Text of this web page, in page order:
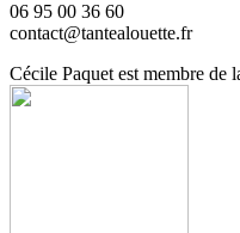
06 95 00 36 60
contact@tantealouette.fr
Cécile Paquet est membre de